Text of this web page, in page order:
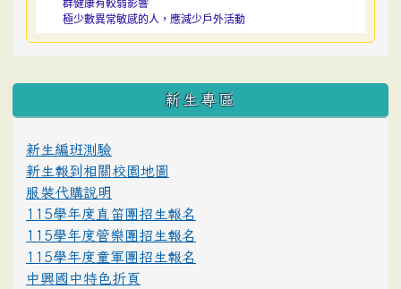
群健康有較弱影響
極少數異常敏感的人，應減少戶外活動
:::
新生專區
新生編班測驗
新生報到相關校園地圖
服裝代購說明
115學年度直笛團招生報名
115學年度管樂團招生報名
115學年度童軍團招生報名
中興國中特色折頁